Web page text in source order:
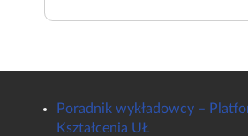
Poradnik wykładowcy –
Kształcenia UŁ